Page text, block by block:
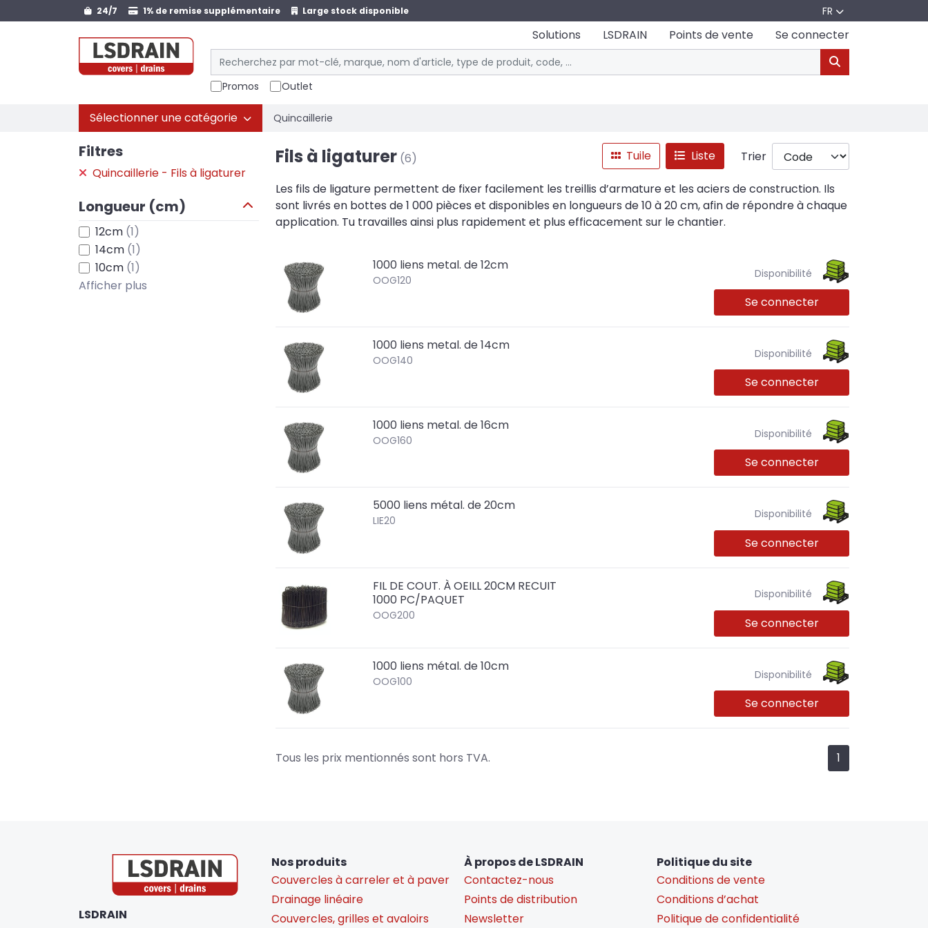
24/7 1% de remise supplémentaire Large stock disponible FR
Solutions LSDRAIN Points de vente Se connecter
Promos Outlet
Sélectionner une catégorie Quincaillerie
Filtres
Quincaillerie - Fils à ligaturer
Longueur (cm)
12cm (1)
14cm (1)
10cm (1)
Afficher plus
Fils à ligaturer (6) Tuile Liste Trier
Les fils de ligature permettent de fixer facilement les treillis d’armature et les aciers de construction. Ils
sont livrés en bottes de 1 000 pièces et disponibles en longueurs de 10 à 20 cm, afin de répondre à chaque
application. Tu travailles ainsi plus rapidement et plus efficacement sur le chantier.
1000 liens metal. de 12cm
OOG120
Disponibilité
Se connecter
1000 liens metal. de 14cm
OOG140
Disponibilité
Se connecter
1000 liens metal. de 16cm
OOG160
Disponibilité
Se connecter
5000 liens métal. de 20cm
LIE20
Disponibilité
Se connecter
FIL DE COUT. À OEILL 20CM RECUIT
1000 PC/PAQUET
OOG200
Disponibilité
Se connecter
1000 liens métal. de 10cm
OOG100
Disponibilité
Se connecter
Tous les prix mentionnés sont hors TVA. 1
LSDRAIN
Nos produits
Couvercles à carreler et à paver
Drainage linéaire
Couvercles, grilles et avaloirs
À propos de LSDRAIN
Contactez-nous
Points de distribution
Newsletter
Politique du site
Conditions de vente
Conditions d’achat
Politique de confidentialité